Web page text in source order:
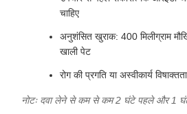
चाहिए
अनुशंसित खुराक: 400 मिलीग्राम
खाली पेट
रोग की प्रगति या अस्वीकार्य
नोटः दवा लेने से कम से कम 2 घंटे पहले और 1